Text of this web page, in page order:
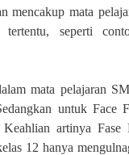
mencakup mata
tertentu, seperti
mata pelajaran
untuk
Keahlian artinya
12 hanya